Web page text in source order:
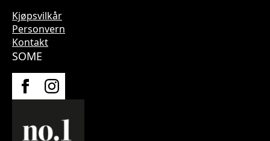
Kjøpsvilkår
Personvern
Kontakt
SOME